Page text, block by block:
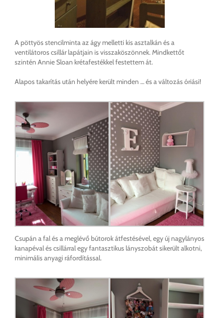
A pöttyös stencilminta az ágy melletti kis asztalkán és a
ventilátoros csillár lapátjain is visszaköszönnek. Mindkettőt
szintén Annie Sloan krétafestékkel festettem át.
Alapos takarítás után helyére került minden … és a változás óriási!
Csupán a fal és a meglévő bútorok átfestésével, egy új nagylányos
kanapéval és csillárral egy fantasztikus lányszobát sikerült alkotni,
minimális anyagi ráfordítással.